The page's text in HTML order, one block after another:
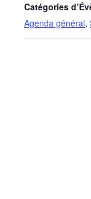
Catégories
Agenda général,